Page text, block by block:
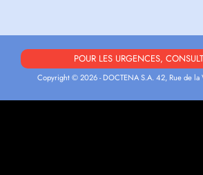
POUR LES URGENCES,
Copyright © 2026 - DOCTENA S.A. 42, Rue de la